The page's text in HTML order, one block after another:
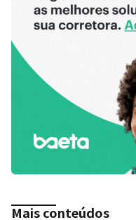
Mais conteúdos